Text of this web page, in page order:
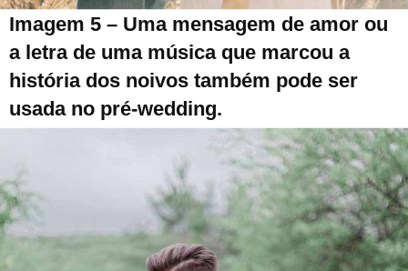
Imagem 5 – Uma mensagem de amor ou
a letra de uma música que marcou a
história dos noivos também pode ser
usada no pré-wedding.